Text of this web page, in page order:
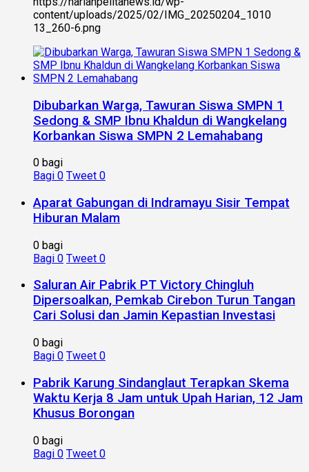
content/uploads/2025/02/IMG_20250204_1010
13_260-6.png
Dibubarkan Warga, Tawuran Siswa SMPN 1
Sedong & SMP Ibnu Khaldun di Wangkelang
Korbankan Siswa SMPN 2 Lemahabang
0 bagi
Bagi 0 Tweet 0
Aparat Gabungan di Indramayu Sisir Tempat
Hiburan Malam
0 bagi
Bagi 0 Tweet 0
Saluran Air Pabrik PT Victory Chingluh
Dipersoalkan, Pemkab Cirebon Turun Tangan
Cari Solusi dan Jamin Kepastian Investasi
0 bagi
Bagi 0 Tweet 0
Pabrik Karung Sindanglaut Terapkan Skema
Waktu Kerja 8 Jam untuk Upah Harian, 12 Jam
Khusus Borongan
0 bagi
Bagi 0 Tweet 0